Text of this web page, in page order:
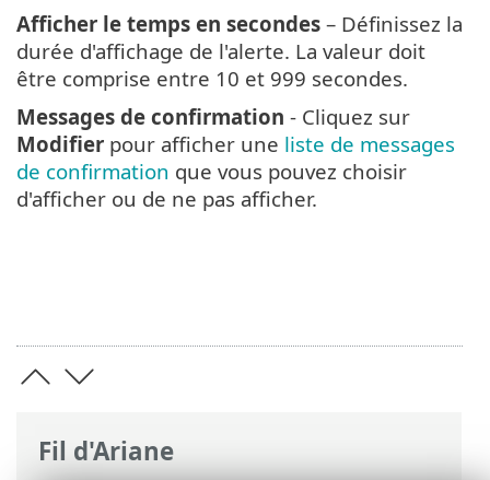
Fil d'Ariane
Afficher le temps en secondes – Définissez la
durée d'affichage de l'alerte. La valeur doit
être comprise entre 10 et 999 secondes.
Messages de confirmation - Cliquez sur
Modifier pour afficher une liste de messages
de confirmation que vous pouvez choisir
d'afficher ou de ne pas afficher.